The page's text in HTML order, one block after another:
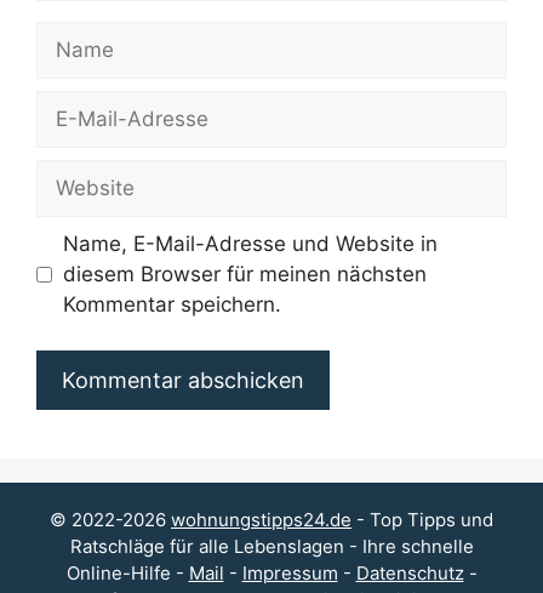
Mail-
Name, E-Mail-Adresse und Website in
diesem Browser für meinen nächsten
Kommentar speichern.
© 2022-2026 wohnungstipps24.de - Top Tipps und
Ratschläge für alle Lebenslagen - Ihre schnelle
Online-Hilfe - Mail - Impressum - Datenschutz-